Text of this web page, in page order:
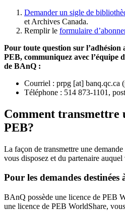
Demander un sigle de
et Archives Canada.
Remplir le formulaire
Pour toute question sur l’adhésion
PEB, communiquez avec l’équipe
de BAnQ :
Courriel : prpg [at] banq.qc.ca (
Téléphone : 514 873-1101,
Comment transmettre
PEB?
La façon de transmettre une
vous disposez et du partenaire
Pour les demandes destinées
BAnQ possède une licence de PEB
une licence de PEB WorldShare,